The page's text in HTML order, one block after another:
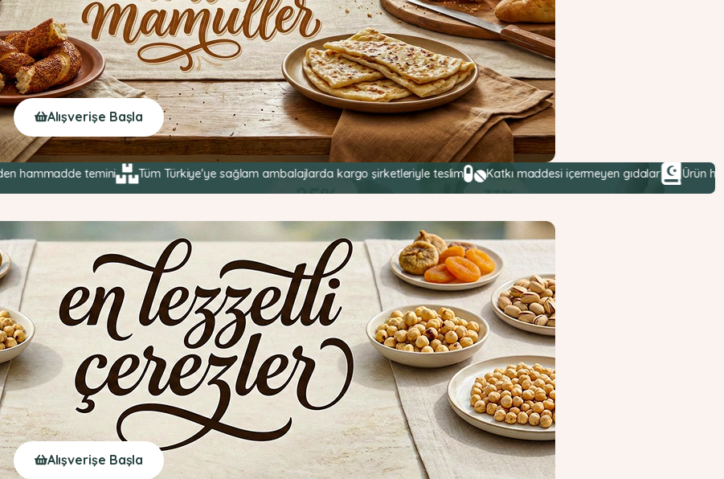
Alışverişe Başla
temini Tüm Türkiye'ye sağlam ambalajlarda kargo şirketleriyle teslim Katkı maddesi içermeyen gıdalar Ürün helalliği
Alışverişe Başla